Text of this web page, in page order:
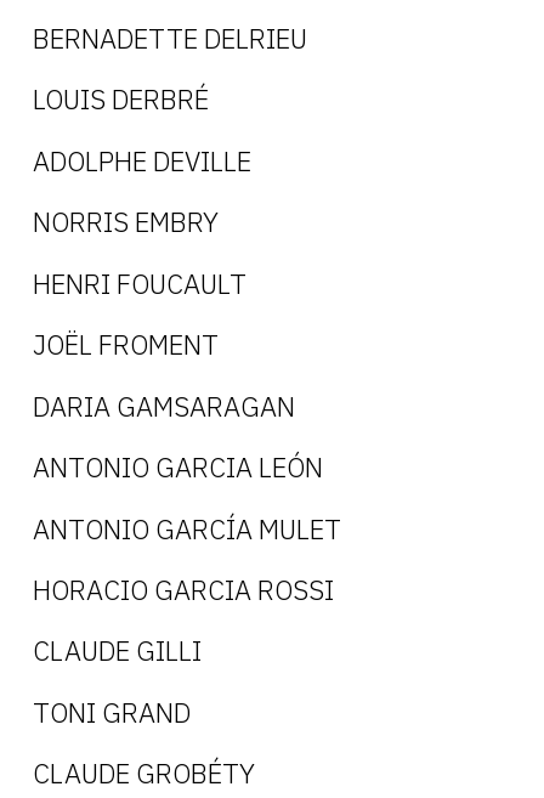
BERNADETTE DELRIEU
LOUIS DERBRÉ
ADOLPHE DEVILLE
NORRIS EMBRY
HENRI FOUCAULT
JOËL FROMENT
DARIA GAMSARAGAN
ANTONIO GARCIA LEÓN
ANTONIO GARCÍA MULET
HORACIO GARCIA ROSSI
CLAUDE GILLI
TONI GRAND
CLAUDE GROBÉTY